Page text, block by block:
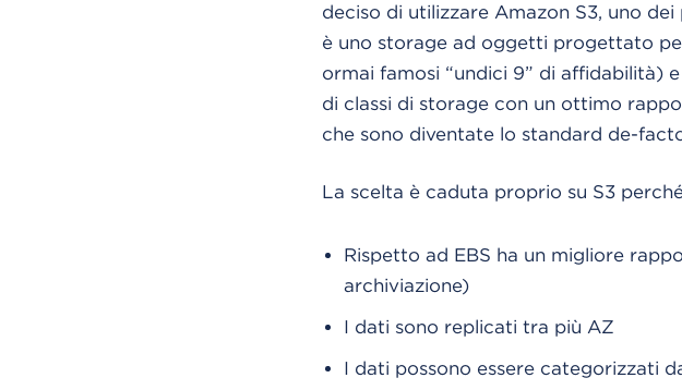
deciso di utilizzare Amazon S3, uno
è uno storage ad oggetti progettato
ormai famosi “undici 9” di affidabilità)
di classi di storage con un ottimo
che sono diventate lo standard de-
La scelta è caduta proprio su S3
Rispetto ad EBS ha un migliore
archiviazione)
I dati sono replicati tra più AZ
I dati possono essere categorizzati